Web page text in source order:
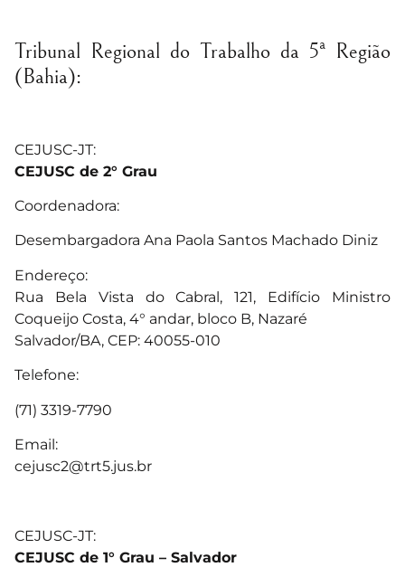
Tribunal Regional do Trabalho da 5ª Região
(Bahia):
CEJUSC-JT:
CEJUSC de 2° Grau
Coordenadora:
Desembargadora Ana Paola Santos Machado Diniz
Endereço:
Rua Bela Vista do Cabral, 121, Edifício Ministro
Coqueijo Costa, 4° andar, bloco B, Nazaré
Salvador/BA, CEP: 40055-010
Telefone:
(71) 3319-7790
Email:
cejusc2@trt5.jus.br
CEJUSC-JT:
CEJUSC de 1° Grau – Salvador